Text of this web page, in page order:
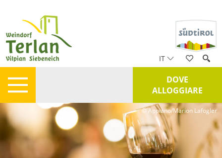
IT
DOVE
ALLOGGIARE
© Appiano/Marion Lafogler